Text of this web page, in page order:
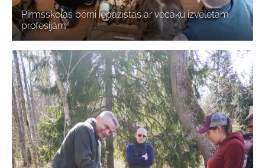
Pirmsskolas bērni iepazīstas ar vecāku izvēlētām
profesijām